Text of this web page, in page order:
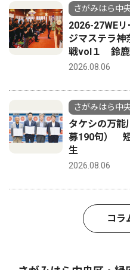
さがみはら中
2026-27WE
ジマステラ神
戦vol１ 鈴鹿
2026.08.06
さがみはら中
タケシの万
募190句）
生
2026.08.06
コラ